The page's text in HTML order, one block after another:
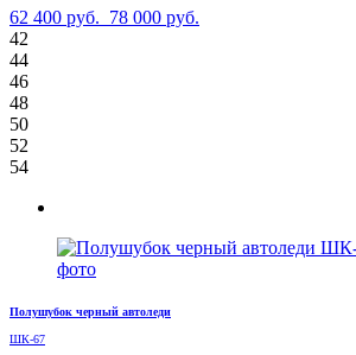
62 400 руб. 78 000 руб.
42
44
46
48
50
52
54
Полушубок черный автоледи
ШК-67